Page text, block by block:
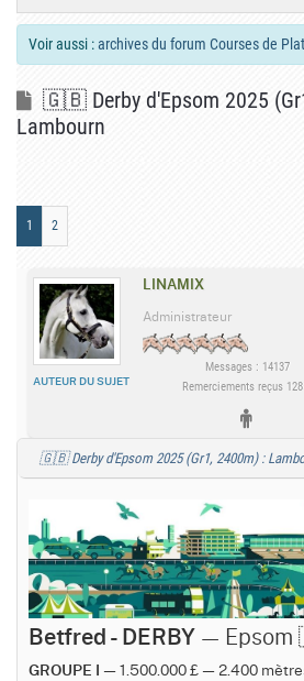
Voir aussi :archives du forum Courses de
🇬🇧 Derby d'Epsom 2025
Lambourn
1 2
LINAMIX
AUTEUR DU SUJET
Administrateur
Messages : 14137
Remerciements reçus
🇬🇧 Derby d'Epsom 2025 (Gr1, 2400m) :
Betfred - DERBY —
GROUPE I
— 1.500.000 £ — 2.400